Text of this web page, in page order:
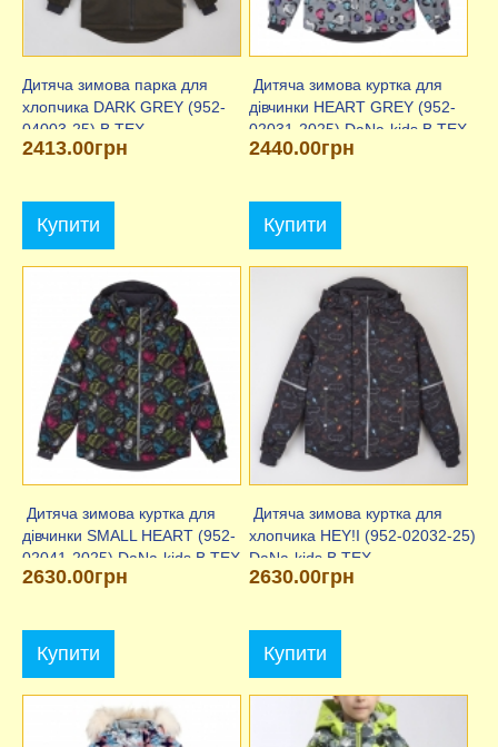
Дитяча зимова парка для
хлопчика DARK GREY (952-
04003-25) B.TEX
2413.00грн
Купити
​ Дитяча зимова куртка для
дівчинки HEART GREY (952-
02031-2025) DaNa-kids B.TEX
2440.00грн
Купити
​ Дитяча зимова куртка для
дівчинки SMALL HEART (952-
02041-2025) DaNa-kids B.TEX
2630.00грн
Купити
​ Дитяча зимова куртка для
хлопчика HEY!I (952-02032-25)
DaNa-kids B.TEX
2630.00грн
Купити